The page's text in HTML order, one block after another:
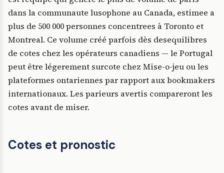
dans la communaute lusophone au Canada, estimee a
plus de 500 000 personnes concentrees à Toronto et
Montreal. Ce volume créé parfois dès desequilibres
de cotes chez les opérateurs canadiens — le Portugal
peut être légerement surcote chez Mise-o-jeu ou les
plateformes ontariennes par rapport aux bookmakers
internationaux. Les parieurs avertis compareront les
cotes avant de miser.
Cotes et pronostic